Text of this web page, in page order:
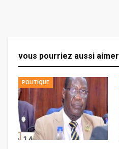
vous pourriez aussi aimer
POLITIQUE